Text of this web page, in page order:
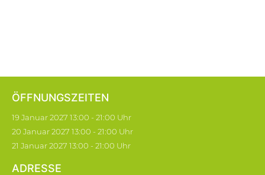
ÖFFNUNGSZEITEN
19 Januar 2027 13:00 - 21:00 Uhr
20 Januar 2027 13:00 - 21:00 Uhr
21 Januar 2027 13:00 - 21:00 Uhr
ADRESSE